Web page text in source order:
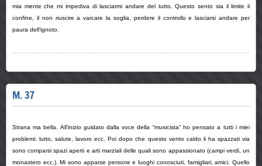
mia mente che mi impediva di lasciarmi andare del tutto. Questo sento sia il limite il
confine, il non riuscire a varcare la soglia, perdere il controllo e lasciarsi andare per
paura dell’ignoto.
M. 37
Strana ma bella. All’inizio guidato dalla voce della “musicista” ho pensato a tutti i miei
problemi: lutto, salute, lavoro ecc. Poi dopo che questo vento caldo li ha spazzati via
sono comparsi spazi aperti e arti marziali delle quali sono appassionato (campi verdi, un
monastero ecc.). Mi sono apparse persone e luoghi conosciuti, famigliari, amici. Quello